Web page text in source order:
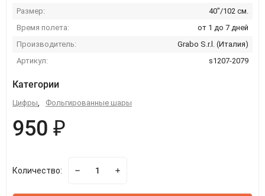
Размер:
40"/102 см.
Время полета:
от 1 до 7 дней
Производитель:
Grabo S.r.l. (Италия)
Артикул:
s1207-2079
Категории
Цифры, Фольгированные шары
950 ₽
Количество: